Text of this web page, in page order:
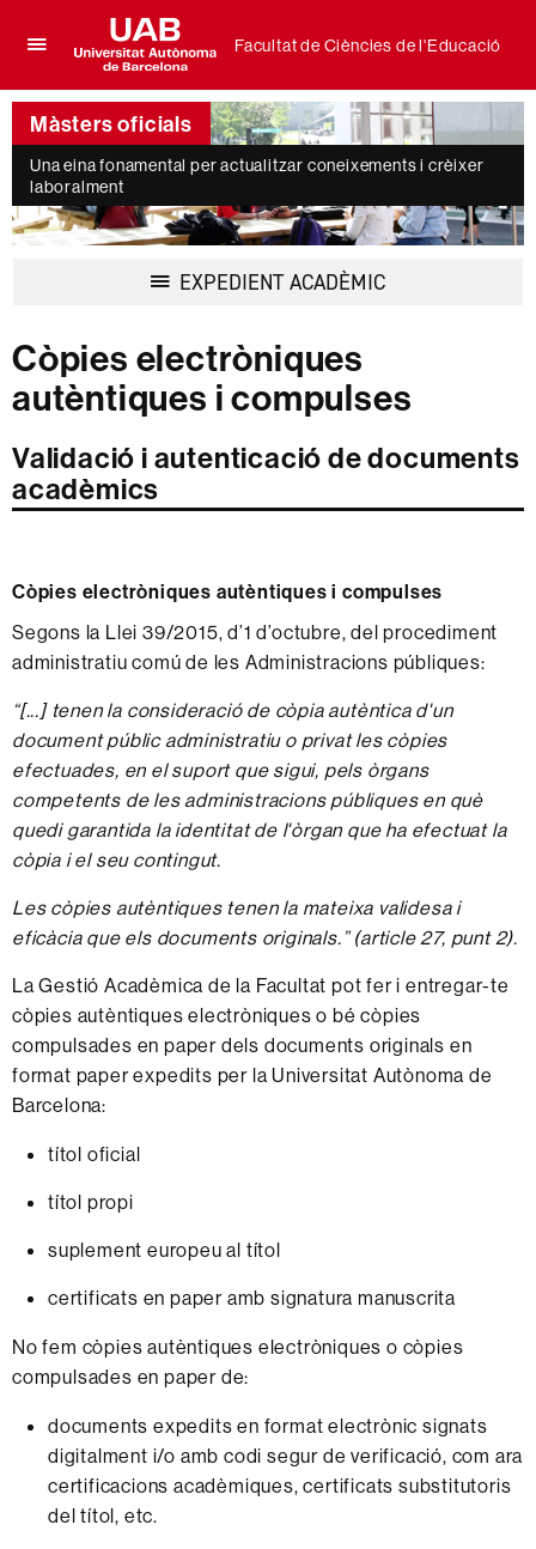
per
desplegar
el
menú
de
Facultat
de
Universitat
Autònoma
de
Barcelona
Facultat de Ciències de l'Educació
Màsters oficials
Una eina fonamental per actualitzar coneixements i crèixer
laboralment
EXPEDIENT ACADÈMICDesplegar
Còpies electròniques
autèntiques i compulses
Validació i autenticació de documents
acadèmics
Còpies electròniques autèntiques i compulses
Segons la Llei 39/2015, d’1 d’octubre, del procediment
administratiu comú de les Administracions públiques:
“[...] tenen la consideració de còpia autèntica d'un
document públic administratiu o privat les còpies
efectuades, en el suport que sigui, pels òrgans
competents de les administracions públiques en què
quedi garantida la identitat de l'òrgan que ha efectuat la
còpia i el seu contingut.
Les còpies autèntiques tenen la mateixa validesa i
eficàcia que els documents originals.” (article 27, punt 2).
La Gestió Acadèmica de la Facultat pot fer i entregar-te
còpies autèntiques electròniques o bé còpies
compulsades en paper dels documents originals en
format paper expedits per la Universitat Autònoma de
Barcelona:
títol oficial
títol propi
suplement europeu al títol
certificats en paper amb signatura manuscrita
No fem còpies autèntiques electròniques o còpies
compulsades en paper de:
documents expedits en format electrònic signats
digitalment i/o amb codi segur de verificació, com ara
certificacions acadèmiques, certificats substitutoris
del títol, etc.